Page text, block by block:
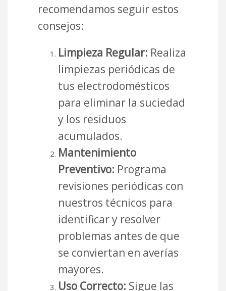
recomendamos seguir estos
consejos:
Limpieza Regular: Realiza
limpiezas periódicas de
tus electrodomésticos
para eliminar la suciedad
y los residuos
acumulados.
Mantenimiento
Preventivo: Programa
revisiones periódicas con
nuestros técnicos para
identificar y resolver
problemas antes de que
se conviertan en averías
mayores.
Uso Correcto: Sigue las